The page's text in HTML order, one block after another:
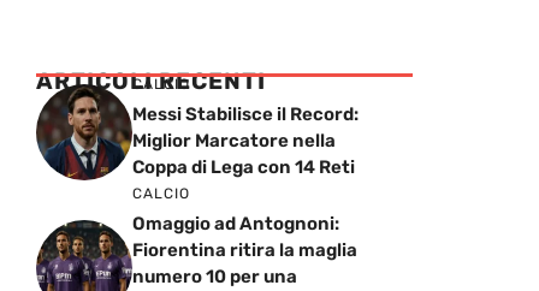
ARTICOLI RECENTI
CALCIO
Messi Stabilisce il Record:
Miglior Marcatore nella
Coppa di Lega con 14 Reti
CALCIO
Omaggio ad Antognoni:
Fiorentina ritira la maglia
numero 10 per una